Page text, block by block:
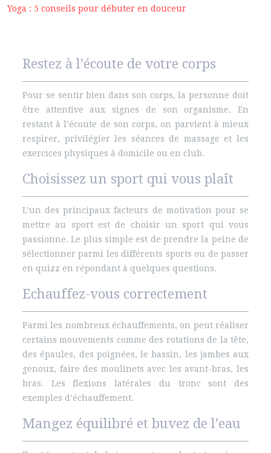
Yoga : 5 conseils pour débuter en douceur
Restez à l’écoute de votre corps
Pour se sentir bien dans son corps, la personne doit
être attentive aux signes de son organisme. En
restant à l’écoute de son corps, on parvient à mieux
respirer, privilégier les séances de massage et les
exercices physiques à domicile ou en club.
Choisissez un sport qui vous plaît
L’un des principaux facteurs de motivation pour se
mettre au sport est de choisir un sport qui vous
passionne. Le plus simple est de prendre la peine de
sélectionner parmi les différents sports ou de passer
en quizz en répondant à quelques questions.
Echauffez-vous correctement
Parmi les nombreux échauffements, on peut réaliser
certains mouvements comme des rotations de la tête,
des épaules, des poignées, le bassin, les jambes aux
genoux, faire des moulinets avec les avant-bras, les
bras. Les flexions latérales du tronc sont des
exemples d’échauffement.
Mangez équilibré et buvez de l’eau